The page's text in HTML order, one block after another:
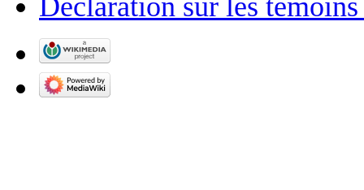
Déclaration sur les